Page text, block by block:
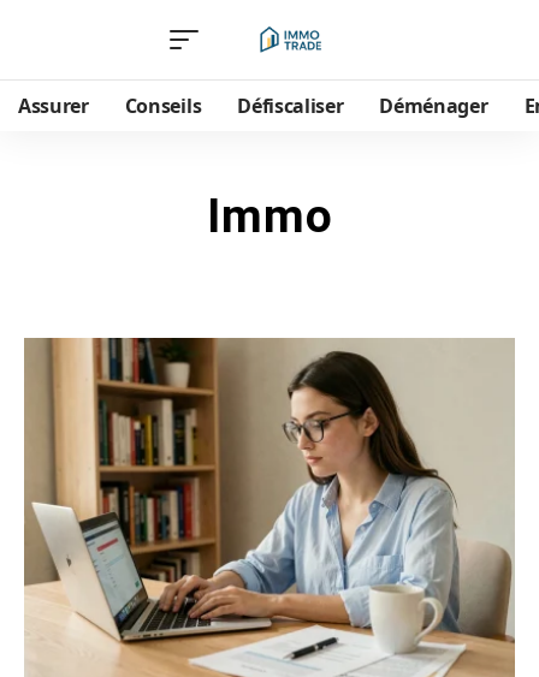
Assurer Conseils Défiscaliser Déménager
Immo